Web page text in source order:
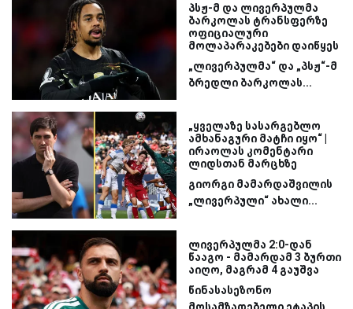
პსჟ-მ და ლივერპულმა
ბარკოლას ტრანსფერზე
ოფიციალური
მოლაპარაკებები დაიწყეს
„ლივერპულმა“ და „პსჟ“-მ
ბრედლი ბარკოლას...
„ყველაზე სასარგებლო
ამხანაგური მატჩი იყო“ |
ირაოლას კომენტარი
ლიდსთან მარცხზე
გიორგი მამარდაშვილის
„ლივერპული“ ახალი...
ლივერპულმა 2:0-დან
წააგო - მამარდამ 3 ბურთი
აიღო, მაგრამ 4 გაუშვა
წინასასეზონო